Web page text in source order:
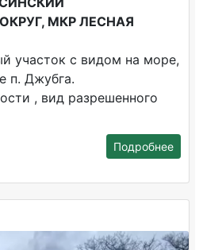
МКР ЛЕСНАЯ
участок с видом на море,
п. Джубга.
, вид разрешенного
Подробнее